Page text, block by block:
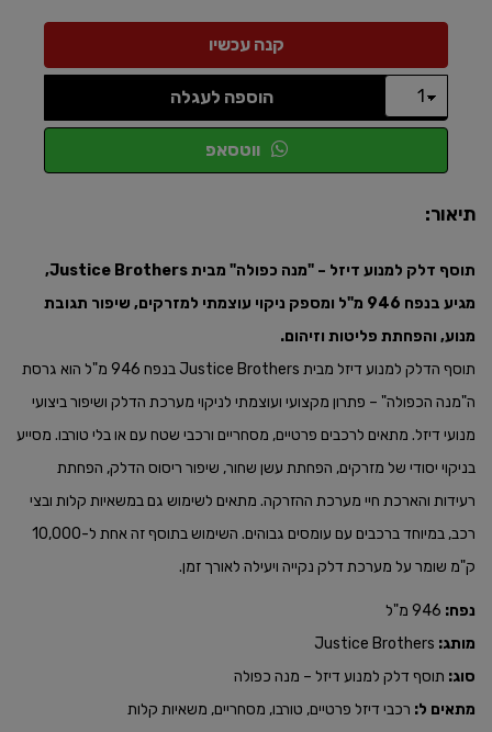
הוספה לעגלה
ווטסאפ
תיאור:
תוסף דלק למנוע דיזל – "מנה כפולה" מבית Justice Brothers,
מגיע בנפח 946 מ"ל ומספק ניקוי עוצמתי למזרקים, שיפור תגובת
מנוע, והפחתת פליטות וזיהום.​
תוסף הדלק למנוע דיזל מבית Justice Brothers בנפח 946 מ"ל הוא גרסת
ה"מנה הכפולה" – פתרון מקצועי ועוצמתי לניקוי מערכת הדלק ושיפור ביצועי
מנועי דיזל. מתאים לרכבים פרטיים, מסחריים ורכבי שטח עם או בלי טורבו. מסייע
בניקוי יסודי של מזרקים, הפחתת עשן שחור, שיפור ריסוס הדלק, הפחתת
רעידות והארכת חיי מערכת ההזרקה. מתאים לשימוש גם במשאיות קלות ובצי
רכב, במיוחד ברכבים עם עומסים גבוהים. השימוש בתוסף זה אחת ל-10,000
ק"מ שומר על מערכת דלק נקייה ויעילה לאורך זמן.
נפח:
מותג:
סוג: תוסף דלק למנוע דיזל – מנה כפולה
מתאים ל: רכבי דיזל פרטיים, טורבו, מסחריים, משאיות קלות